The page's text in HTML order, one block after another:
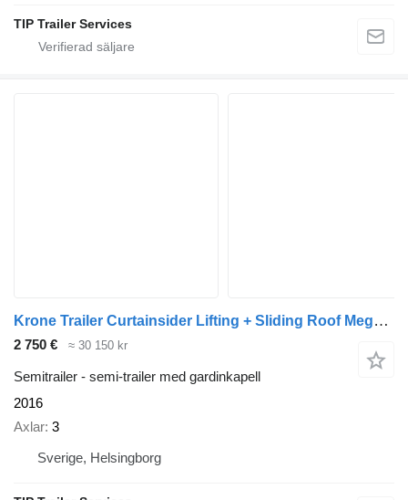
TIP Trailer Services
Krone Trailer Curtainsider Lifting + Sliding Roof Mega
2 750 €
≈ 30 150 kr
Semitrailer - semi-trailer med gardinkapell
2016
Axlar 3
Sverige, Helsingborg